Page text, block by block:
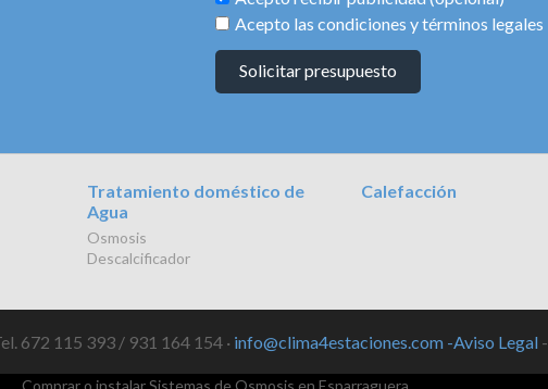
Acepto las condiciones y términos legales
Solicitar presupuesto
Tratamiento doméstico de
Agua
Osmosis
Descalcificador
Calefacción
672 115 393 / 931 164 154 · info@clima4estaciones.com -Aviso Legal -